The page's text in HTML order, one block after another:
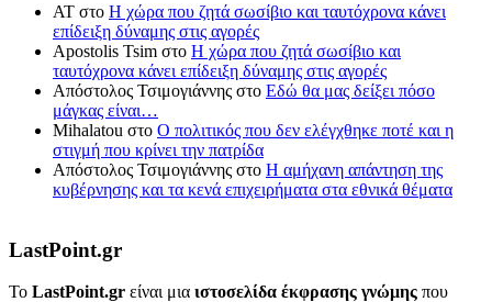
ΑΤ στο Η χώρα που ζητά σωσίβιο και ταυτόχρονα κάνει
επίδειξη δύναμης στις αγορές
Apostolis Tsim στο Η χώρα που ζητά σωσίβιο και
ταυτόχρονα κάνει επίδειξη δύναμης στις αγορές
Απόστολος Τσιμογιάννης στο Εδώ θα μας δείξει πόσο
μάγκας είναι…
Mihalatou στο Ο πολιτικός που δεν ελέγχθηκε ποτέ και η
στιγμή που κρίνει την πατρίδα
Απόστολος Τσιμογιάννης στο Η αμήχανη απάντηση της
κυβέρνησης και τα κενά επιχειρήματα στα εθνικά θέματα
LastPoint.gr
To LastPoint.gr είναι μια ιστοσελίδα έκφρασης γνώμης που